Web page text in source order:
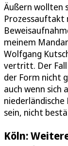
Äußern wollten
Prozessauftakt
meinem
Wolfgang
vertritt. Der Fall
der Form nicht
auch wenn sich
sein, nicht
Köln: